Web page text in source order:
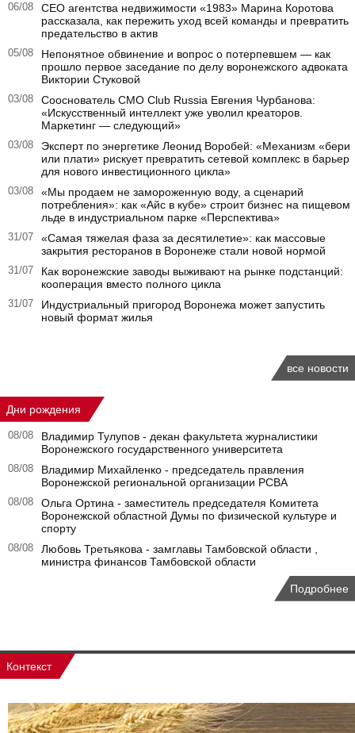
06/08
CEO агентства недвижимости «1983» Марина Коротова
рассказала, как пережить уход всей команды и превратить
предательство в актив
05/08
Непонятное обвинение и вопрос о потерпевшем — как
прошло первое заседание по делу воронежского адвоката
Виктории Стуковой
03/08
Сооснователь CMO Club Russia Евгения Чурбанова:
«Искусственный интеллект уже уволил креаторов.
Маркетинг — следующий»
03/08
Эксперт по энергетике Леонид Воробей: «Механизм «бери
или плати» рискует превратить сетевой комплекс в барьер
для нового инвестиционного цикла»
03/08
«Мы продаем не замороженную воду, а сценарий
потребления»: как «Айс в кубе» строит бизнес на пищевом
льде в индустриальном парке «Перспектива»
31/07
«Самая тяжелая фаза за десятилетие»: как массовые
закрытия ресторанов в Воронеже стали новой нормой
31/07
Как воронежские заводы выживают на рынке подстанций:
кооперация вместо полного цикла
31/07
Индустриальный пригород Воронежа может запустить
новый формат жилья
все новости
Дни рождения
08/08
Владимир Тулупов - декан факультета журналистики
Воронежского государственного университета
08/08
Владимир Михайленко - председатель правления
Воронежской региональной организации РСВА
08/08
Ольга Ортина - заместитель председателя Комитета
Воронежской областной Думы по физической культуре и
спорту
08/08
Любовь Третьякова - замглавы Тамбовской области ,
министра финансов Тамбовской области
Подробнее
Контекст